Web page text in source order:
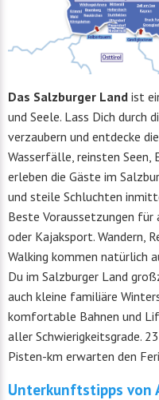
Das Salzburger Land ist
und Seele. Lass Dich durch
verzaubern und entdecke
Wasserfälle, reinsten Seen,
erleben die Gäste im
und steile Schluchten
Beste Voraussetzungen für
oder Kajaksport. Wandern,
Walking kommen natürlich
Du im Salzburger Land
auch kleine familiäre
komfortable Bahnen und
aller Schwierigkeitsgrade.
Pisten-km erwarten den
Unterkunftstipps von